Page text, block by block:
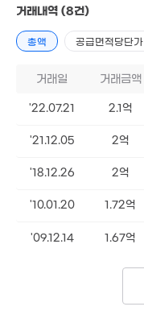
16억
'12. 04
거래내역 (8건)
총액 공급면적당단가
거래일 거래금액
'22.07.21 2.1억
'21.12.05 2억
'18.12.26 2억
'10.01.20 1.72억
'09.12.14 1.67억